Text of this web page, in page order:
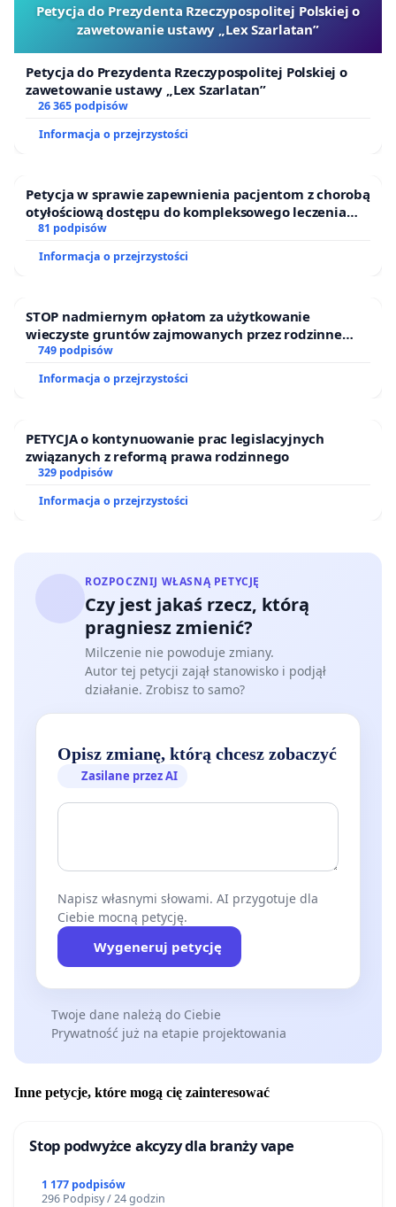
Petycja do Prezydenta Rzeczypospolitej Polskiej o
zawetowanie ustawy „Lex Szarlatan”
Petycja do Prezydenta Rzeczypospolitej Polskiej o
zawetowanie ustawy „Lex Szarlatan”
26 365 podpisów
Informacja o przejrzystości
Petycja w sprawie zapewnienia pacjentom z chorobą
otyłościową dostępu do kompleksowego leczenia
oraz programów profilaktycznych.
81 podpisów
Informacja o przejrzystości
STOP nadmiernym opłatom za użytkowanie
wieczyste gruntów zajmowanych przez rodzinne
ogrody działkowe.
749 podpisów
Informacja o przejrzystości
PETYCJA o kontynuowanie prac legislacyjnych
związanych z reformą prawa rodzinnego
329 podpisów
Informacja o przejrzystości
ROZPOCZNIJ WŁASNĄ PETYCJĘ
Czy jest jakaś rzecz, którą
pragniesz zmienić?
Milczenie nie powoduje zmiany.
Autor tej petycji zajął stanowisko i podjął
działanie. Zrobisz to samo?
Opisz zmianę, którą chcesz zobaczyć
Zasilane przez AI
Napisz własnymi słowami. AI przygotuje dla
Ciebie mocną petycję.
Wygeneruj petycję
Twoje dane należą do Ciebie
Prywatność już na etapie projektowania
Inne petycje, które mogą cię zainteresować
Stop podwyżce akcyzy dla branży vape
1 177 podpisów
296 Podpisy / 24 godzin